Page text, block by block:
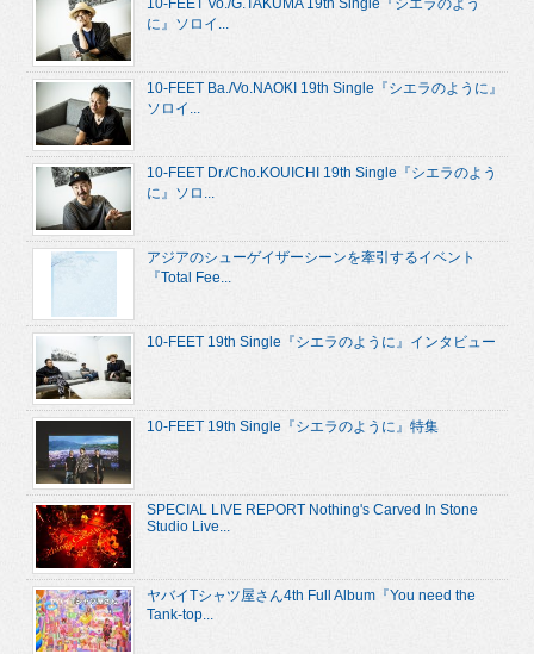
10-FEET Vo./G.TAKUMA 19th Single『シエラのよう
に』ソロイ...
10-FEET Ba./Vo.NAOKI 19th Single『シエラのように』
ソロイ...
10-FEET Dr./Cho.KOUICHI 19th Single『シエラのよう
に』ソロ...
アジアのシューゲイザーシーンを牽引するイベント
『Total Fee...
10-FEET 19th Single『シエラのように』インタビュー
10-FEET 19th Single『シエラのように』特集
SPECIAL LIVE REPORT Nothing's Carved In Stone
Studio Live...
ヤバイTシャツ屋さん4th Full Album『You need the
Tank-top...